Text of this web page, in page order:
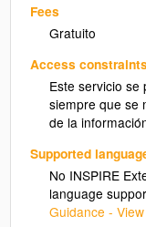
Fees
Gratuito
Access
Este servicio
siempre que se
de la
Supported
No INSPIRE
language
Guidance -